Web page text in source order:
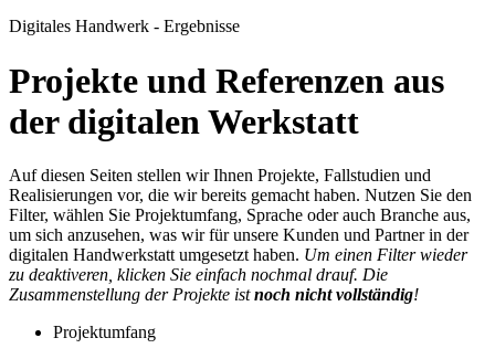
Digitales Handwerk - Ergebnisse
Projekte und Referenzen aus
der digitalen Werkstatt
Auf diesen Seiten stellen wir Ihnen Projekte, Fallstudien und
Realisierungen vor, die wir bereits gemacht haben. Nutzen Sie den
Filter, wählen Sie Projektumfang, Sprache oder auch Branche aus,
um sich anzusehen, was wir für unsere Kunden und Partner in der
digitalen Handwerkstatt umgesetzt haben. Um einen Filter wieder
zu deaktiveren, klicken Sie einfach nochmal drauf. Die
Zusammenstellung der Projekte istnoch nicht vollständig!
Projektumfang